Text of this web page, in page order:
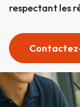
respectant les